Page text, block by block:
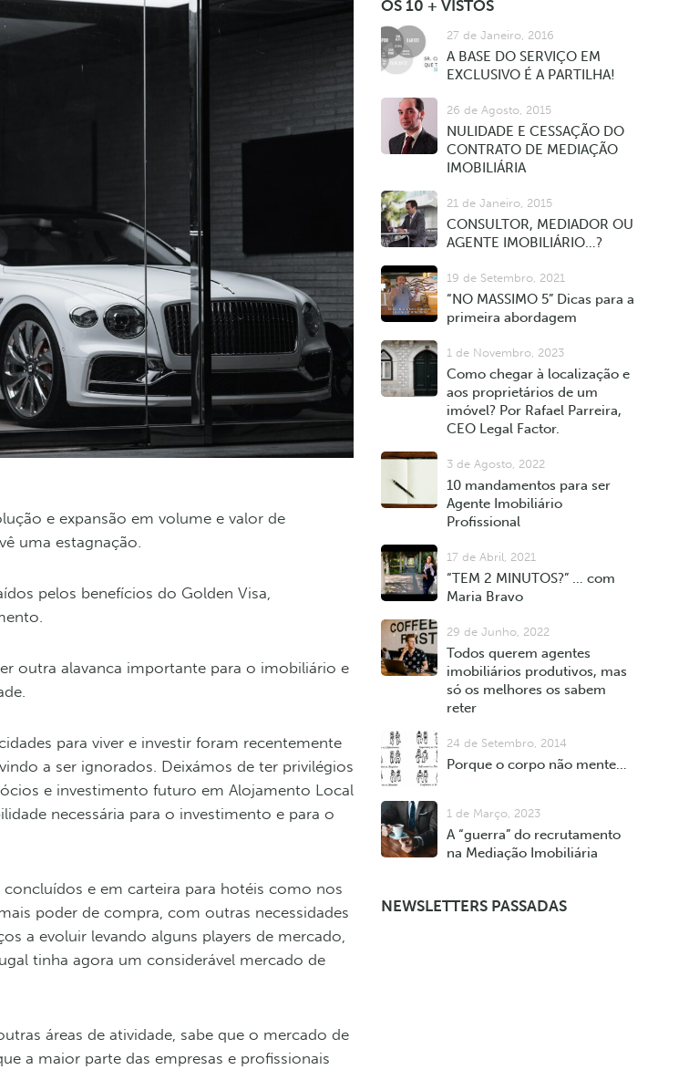
e expansão em volume e valor de
uma estagnação.
pelos benefícios do Golden Visa,
outra alavanca importante para o imobiliário e
para viver e investir foram recentemente
a ser ignorados. Deixámos de ter privilégios
e investimento futuro em Alojamento Local
necessária para o investimento e para o
e em carteira para hotéis como nos
poder de compra, com outras necessidades
a evoluir levando alguns players de mercado,
tinha agora um considerável mercado de
áreas de atividade, sabe que o mercado de
a maior parte das empresas e profissionais
OS 10 + VISTOS
27 de Janeiro, 2016
A BASE DO SERVIÇO EM
EXCLUSIVO É A PARTILHA!
26 de Agosto, 2015
NULIDADE E CESSAÇÃO DO
CONTRATO DE MEDIAÇÃO
IMOBILIÁRIA
21 de Janeiro, 2015
CONSULTOR, MEDIADOR OU
AGENTE IMOBILIÁRIO…?
19 de Setembro, 2021
“NO MASSIMO 5” Dicas para a
primeira abordagem
1 de Novembro, 2023
Como chegar à localização e
aos proprietários de um
imóvel? Por Rafael Parreira,
CEO Legal Factor.
3 de Agosto, 2022
10 mandamentos para ser
Agente Imobiliário
Profissional
17 de Abril, 2021
“TEM 2 MINUTOS?” … com
Maria Bravo
29 de Junho, 2022
Todos querem agentes
imobiliários produtivos, mas
só os melhores os sabem
reter
24 de Setembro, 2014
Porque o corpo não mente…
1 de Março, 2023
A “guerra” do recrutamento
na Mediação Imobiliária
NEWSLETTERS PASSADAS